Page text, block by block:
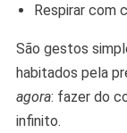
Respirar com
São gestos
habitados pela
agora: fazer do
infinito.